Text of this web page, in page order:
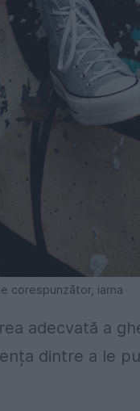
corespunzător, iarna
adecvată a
dintre a le